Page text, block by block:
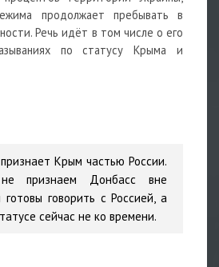
продолжает пребывать в
Речь идёт в том числе о его
по статусу Крыма и
Крым частью России.
признаем Донбасс вне
говорить с Россией, а
сейчас не ко времени.